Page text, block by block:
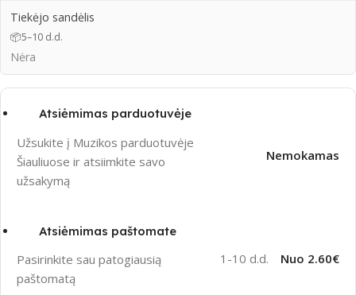
Tiekėjo sandėlis
📦5–10 d.d.
Nėra
Atsiėmimas parduotuvėje
Užsukite į Muzikos parduotuvėje
Šiauliuose ir atsiimkite savo
užsakymą
Nemokamas
Atsiėmimas paštomate
Pasirinkite sau patogiausią
paštomatą
1-10 d.d. Nuo 2.60€